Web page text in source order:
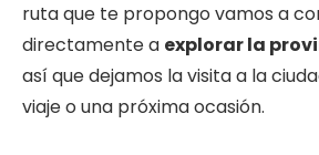
ruta que te propongo vamos a
directamente a explorar la
así que dejamos la visita a la
viaje o una próxima ocasión.